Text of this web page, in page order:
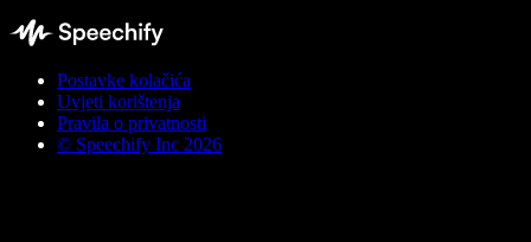
Postavke kolačića
Uvjeti korištenja
Pravila o privatnosti
© Speechify Inc 2026